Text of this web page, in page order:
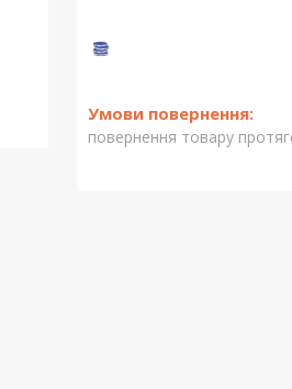
повернення товару